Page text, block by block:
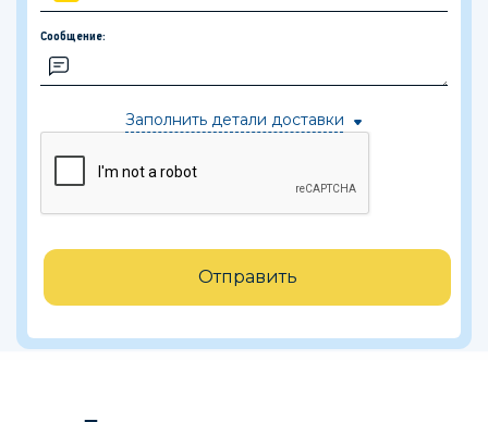
Сообщение:
Заполнить детали доставки
Отправить